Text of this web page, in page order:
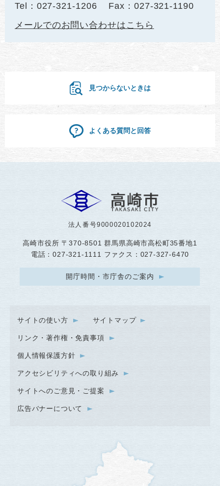
Tel：027-321-1206
Fax：027-321-1190
メールでのお問い合わせはこちら
見つからないときは
よくある質問と回答
法人番号9000020102024
高崎市役所 〒370-8501 群馬県高崎市高松町35番地1
電話：027-321-1111 ファクス：027-327-6470
開庁時間・市庁舎のご案内
サイトの使い方 サイトマップ
リンク・著作権・免責事項
個人情報保護方針
アクセシビリティへの取り組み
サイトへのご意見・ご提案
広告バナーについて